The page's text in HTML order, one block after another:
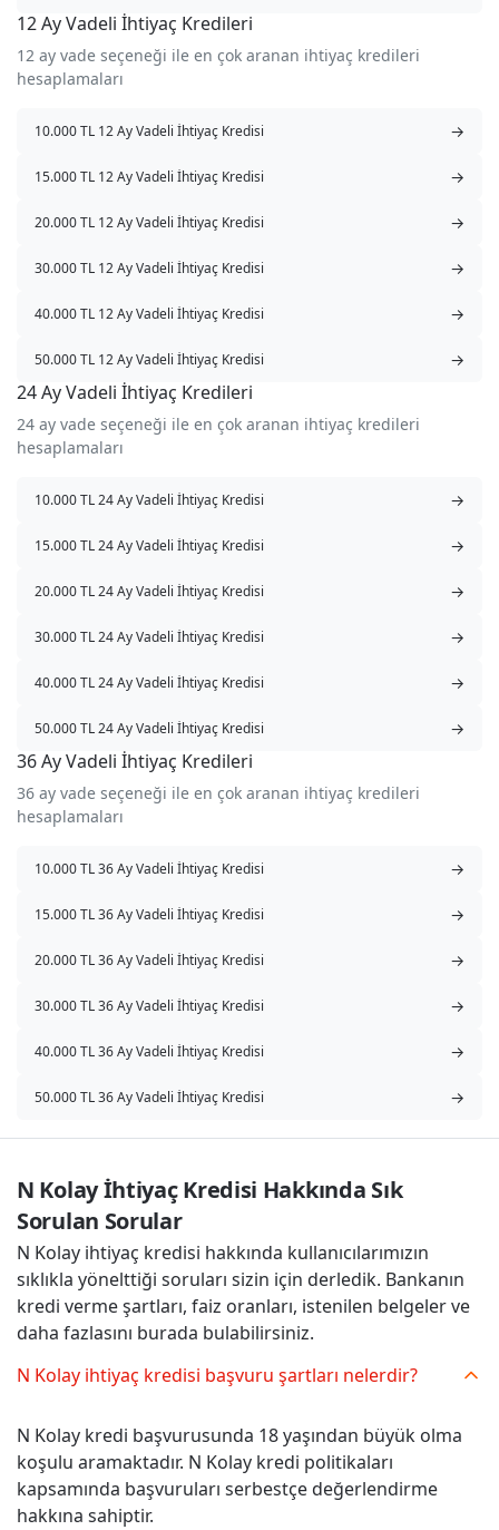
12 Ay Vadeli İhtiyaç Kredileri
12 ay vade seçeneği ile en çok aranan ihtiyaç kredileri
hesaplamaları
10.000 TL 12 Ay Vadeli İhtiyaç Kredisi →
15.000 TL 12 Ay Vadeli İhtiyaç Kredisi →
20.000 TL 12 Ay Vadeli İhtiyaç Kredisi →
30.000 TL 12 Ay Vadeli İhtiyaç Kredisi →
40.000 TL 12 Ay Vadeli İhtiyaç Kredisi →
50.000 TL 12 Ay Vadeli İhtiyaç Kredisi →
24 Ay Vadeli İhtiyaç Kredileri
24 ay vade seçeneği ile en çok aranan ihtiyaç kredileri
hesaplamaları
10.000 TL 24 Ay Vadeli İhtiyaç Kredisi →
15.000 TL 24 Ay Vadeli İhtiyaç Kredisi →
20.000 TL 24 Ay Vadeli İhtiyaç Kredisi →
30.000 TL 24 Ay Vadeli İhtiyaç Kredisi →
40.000 TL 24 Ay Vadeli İhtiyaç Kredisi →
50.000 TL 24 Ay Vadeli İhtiyaç Kredisi →
36 Ay Vadeli İhtiyaç Kredileri
36 ay vade seçeneği ile en çok aranan ihtiyaç kredileri
hesaplamaları
10.000 TL 36 Ay Vadeli İhtiyaç Kredisi →
15.000 TL 36 Ay Vadeli İhtiyaç Kredisi →
20.000 TL 36 Ay Vadeli İhtiyaç Kredisi →
30.000 TL 36 Ay Vadeli İhtiyaç Kredisi →
40.000 TL 36 Ay Vadeli İhtiyaç Kredisi →
50.000 TL 36 Ay Vadeli İhtiyaç Kredisi →
N Kolay İhtiyaç Kredisi Hakkında Sık
Sorulan Sorular
N Kolay ihtiyaç kredisi hakkında kullanıcılarımızın
sıklıkla yönelttiği soruları sizin için derledik. Bankanın
kredi verme şartları, faiz oranları, istenilen belgeler ve
daha fazlasını burada bulabilirsiniz.
N Kolay ihtiyaç kredisi başvuru şartları nelerdir?
N Kolay kredi başvurusunda 18 yaşından büyük olma
koşulu aramaktadır. N Kolay kredi politikaları
kapsamında başvuruları serbestçe değerlendirme
hakkına sahiptir.